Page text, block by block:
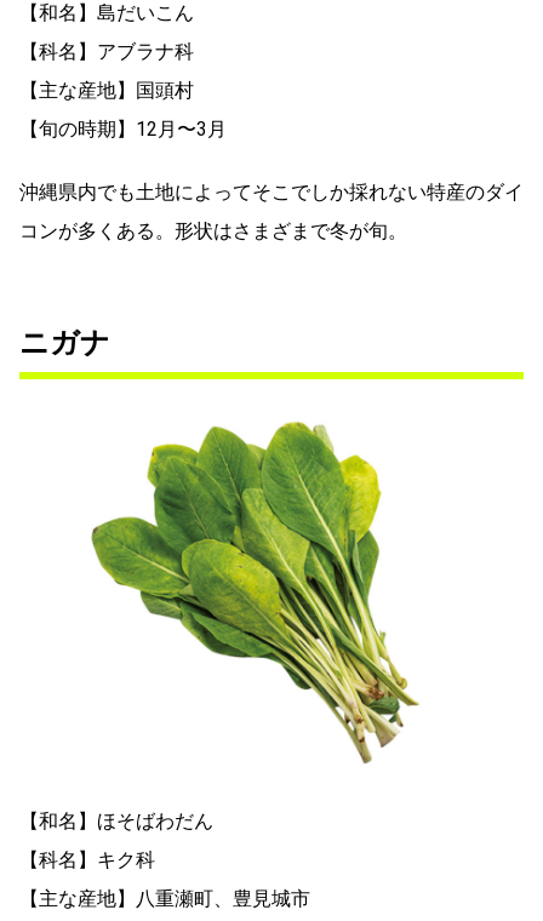
【和名】島だいこん
【科名】アブラナ科
【主な産地】国頭村
【旬の時期】12月〜3月
沖縄県内でも土地によってそこでしか採れない特産のダイ
コンが多くある。形状はさまざまで冬が旬。
ニガナ
【和名】ほそばわだん
【科名】キク科
【主な産地】八重瀬町、豊見城市